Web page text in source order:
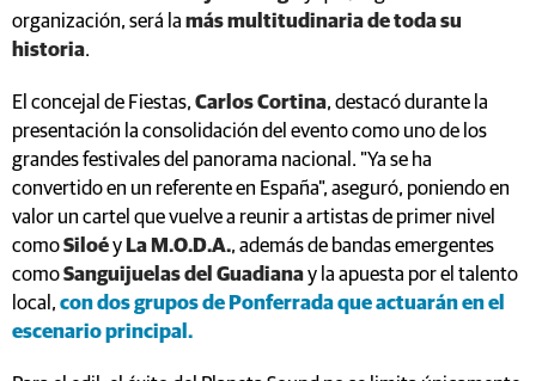
El concejal de Fiestas,Carlos Cortina, destacó durante la
presentación la consolidación del evento como uno de los
convertido en un referente en España", aseguró, poniendo en
valor un cartel que vuelve a reunir a artistas de primer nivel
comoSiloéyLa M.O.D.A., además de bandas emergentes
comoSanguijuelas del Guadianay la apuesta por el talento
local,con dos grupos de Ponferrada que actuarán en el
escenario principal.
Para el edil, el éxito del Planeta Sound no se limita únicamente
a la programación musical. "Lo que premia mucho el festival